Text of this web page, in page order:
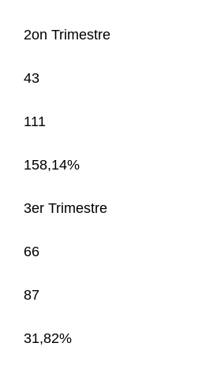
2on Trimestre
43
111
158,14%
3er Trimestre
66
87
31,82%